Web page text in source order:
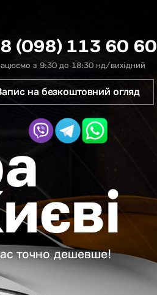
(098) 113 60 60
з 9:30 до 18:30 нд/вихідний
на безкоштовний огляд
точно дешевше!